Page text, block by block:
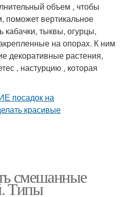
объем , чтобы
поможет вертикальное
кабачки, тыквы, огурцы,
на опорах. К ним
декоративные растения,
, настурцию , которая
смешанные
Типы